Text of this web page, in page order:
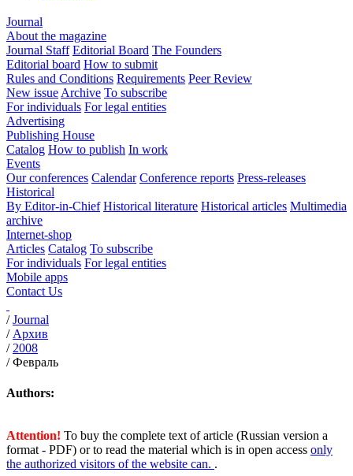
Journal
About the magazine
Journal Staff Editorial Board The Founders
Editorial board How to submit
Rules and Conditions Requirements Peer Review
New issue Archive To subscribe
For individuals For legal entities
Advertising
Publishing House
Catalog How to publish In work
Events
Our conferences Calendar Conference reports Press-releases
Historical
By Editor-in-Chief Historical literature Historical articles Multimedia
archive
Internet-shop
Articles Catalog To subscribe
For individuals For legal entities
Mobile apps
Contact Us
/Journal
/ Архив
/ 2008
/Февраль
Authors:
Attention! To buy the complete text of article (Russian version a
format - PDF) or to read the material which is in open access only
the authorized visitors of the website can. .